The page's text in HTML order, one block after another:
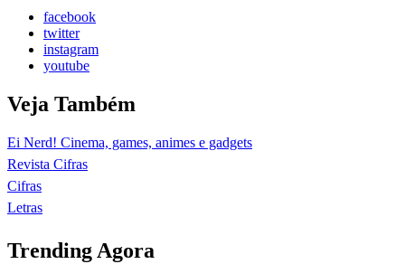
facebook
twitter
instagram
youtube
Veja Também
Ei Nerd! Cinema, games, animes e gadgets
Revista Cifras
Cifras
Letras
Trending Agora